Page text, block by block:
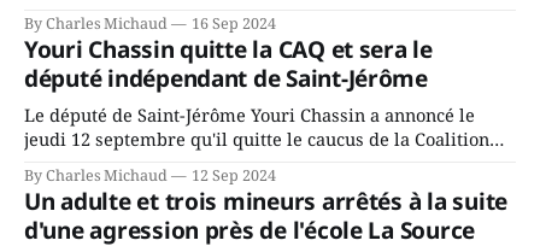
depuis longtemps? Sera-t-il candidat indépendant dans 2
ans? Joindrait-il un autre parti, par exemple les
conservateurs d’Éric Duhaime? Que lui
By Charles Michaud 16 Sep 2024
Youri Chassin quitte la CAQ et sera le
député indépendant de Saint-Jérôme
Le député de Saint-Jérôme Youri Chassin a annoncé le
jeudi 12 septembre qu'il quitte le caucus de la Coalition
gouvernement de la CAQ, surtout de son incapacité, qu'il
juge chronique, à offrir des
By Charles Michaud 12 Sep 2024
Un adulte et trois mineurs arrêtés à la suite
d'une agression près de l'école La Source